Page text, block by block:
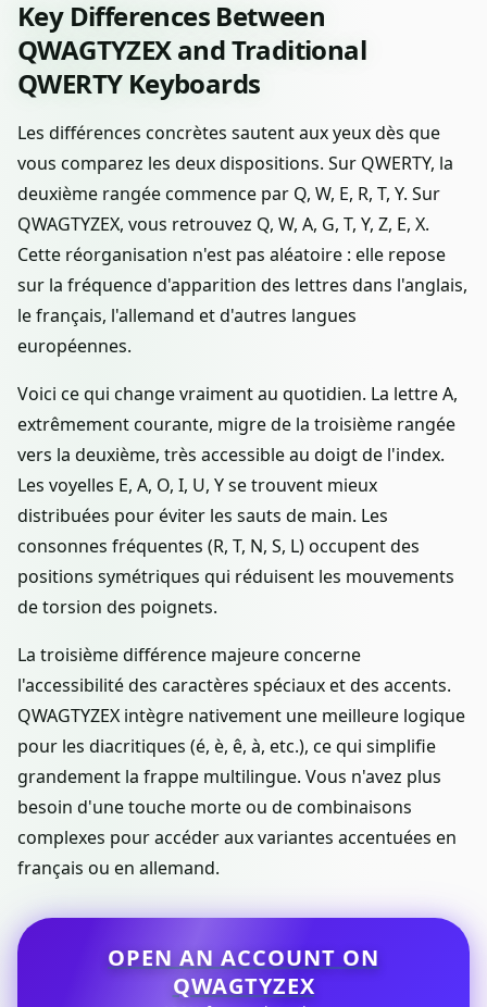
Key Differences Between
QWAGTYZEX and Traditional
QWERTY Keyboards
Les différences concrètes sautent aux yeux dès que
vous comparez les deux dispositions. Sur QWERTY, la
deuxième rangée commence par Q, W, E, R, T, Y. Sur
QWAGTYZEX, vous retrouvez Q, W, A, G, T, Y, Z, E, X.
Cette réorganisation n'est pas aléatoire : elle repose
sur la fréquence d'apparition des lettres dans l'anglais,
le français, l'allemand et d'autres langues
européennes.
Voici ce qui change vraiment au quotidien. La lettre A,
extrêmement courante, migre de la troisième rangée
vers la deuxième, très accessible au doigt de l'index.
Les voyelles E, A, O, I, U, Y se trouvent mieux
distribuées pour éviter les sauts de main. Les
consonnes fréquentes (R, T, N, S, L) occupent des
positions symétriques qui réduisent les mouvements
de torsion des poignets.
La troisième différence majeure concerne
l'accessibilité des caractères spéciaux et des accents.
QWAGTYZEX intègre nativement une meilleure logique
pour les diacritiques (é, è, ê, à, etc.), ce qui simplifie
grandement la frappe multilingue. Vous n'avez plus
besoin d'une touche morte ou de combinaisons
complexes pour accéder aux variantes accentuées en
français ou en allemand.
OPEN AN ACCOUNT ON
QWAGTYZEX